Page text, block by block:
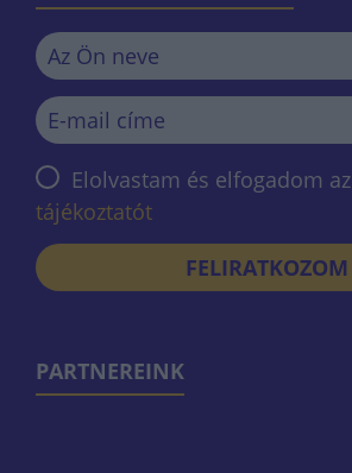
Elolvastam és elfogadom az
tájékoztatót
FELIRATKOZOM
PARTNEREINK